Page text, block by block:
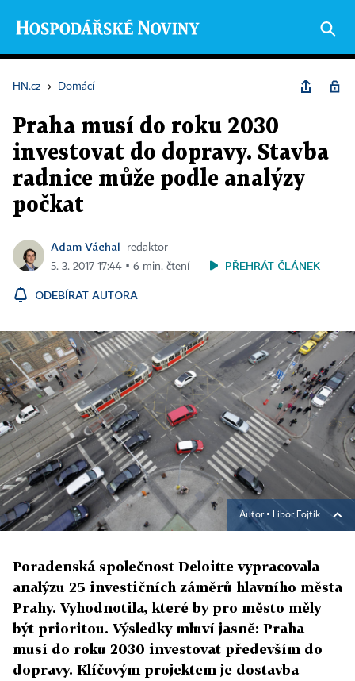
HN.cz › Domácí
Praha musí do roku 2030
investovat do dopravy. Stavba
radnice může podle analýzy
počkat
Adam Váchal
redaktor
5. 3. 2017 17:44 ▪ 6 min. čtení
PŘEHRÁT ČLÁNEK
ODEBÍRAT AUTORA
Autor ▪ Libor Fojtík
Poradenská společnost Deloitte vypracovala
analýzu 25 investičních záměrů hlavního města
Prahy. Vyhodnotila, které by pro město měly
být prioritou. Výsledky mluví jasně: Praha
musí do roku 2030 investovat především do
dopravy. Klíčovým projektem je dostavba